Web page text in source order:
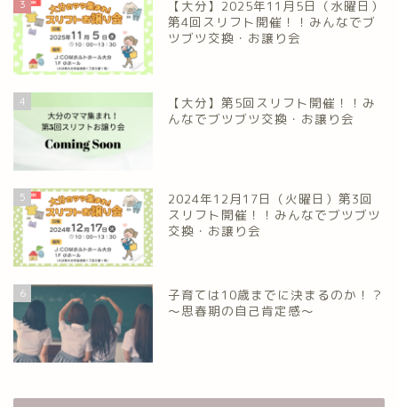
3
【大分】2025年11月5日（水曜日）
第4回スリフト開催！！みんなでブ
ツブツ交換・お譲り会
4
【大分】第5回スリフト開催！！み
んなでブツブツ交換・お譲り会
5
2024年12月17日（火曜日）第3回
スリフト開催！！みんなでブツブツ
交換・お譲り会
6
子育ては10歳までに決まるのか！？
～思春期の自己肯定感～